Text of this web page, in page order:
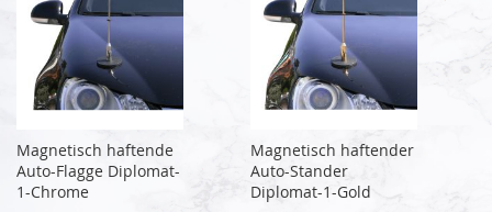
Magnetisch haftende
Auto-Flagge Diplomat-
1-Chrome
Magnetisch haftender
Auto-Stander
Diplomat-1-Gold